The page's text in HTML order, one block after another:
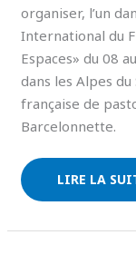
organiser, l’un
International du
Espaces» du 08
dans les Alpes du
française de
Barcelonnette.
LIRE LA